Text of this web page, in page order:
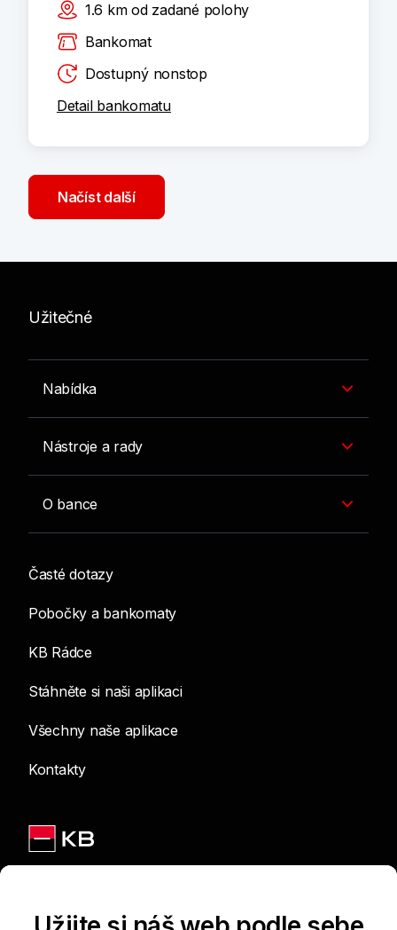
1.6 km od zadané polohy
Bankomat
Dostupný nonstop
Detail bankomatu
Načíst další
Užitečné
Nabídka
Nástroje a rady
O bance
Časté dotazy
Pobočky a bankomaty
KB Rádce
Stáhněte si naši aplikaci
Všechny naše aplikace
Kontakty